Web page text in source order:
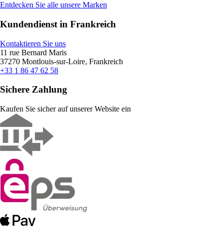
Entdecken Sie alle unsere Marken
Kundendienst in Frankreich
Kontaktieren Sie uns
11 rue Bernard Maris
37270 Montlouis-sur-Loire, Frankreich
+33 1 86 47 62 58
Sichere Zahlung
Kaufen Sie sicher auf unserer Website ein